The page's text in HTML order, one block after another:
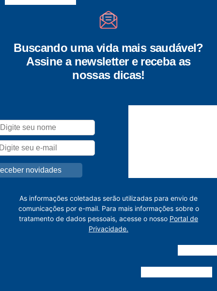
Buscando uma vida mais saudável?
Assine a newsletter e receba as
nossas dicas!
As informações coletadas serão utilizadas para envio de
comunicações por e-mail. Para mais informações sobre o
tratamento de dados pessoais, acesse o nosso Portal de
Privacidade.